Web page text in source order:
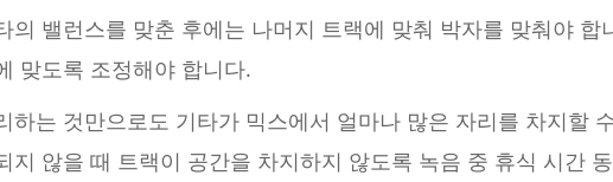
의 밸런스를 맞춘 후에는 나머지 트랙에 맞춰 박자를 맞춰야 합
맞도록 조정해야 합니다.
하는 것만으로도 기타가 믹스에서 얼마나 많은 자리를 차지할
지 않을 때 트랙이 공간을 차지하지 않도록 녹음 중 휴식 시간